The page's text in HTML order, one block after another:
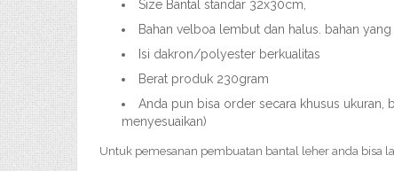
Size Bantal standar 32x30cm,
Bahan velboa lembut dan halus. bahan
Isi dakron/polyester berkualitas
Berat produk 230gram
Anda pun bisa order secara khusus ukuran,
menyesuaikan)
Untuk pemesanan pembuatan bantal leher anda bisa